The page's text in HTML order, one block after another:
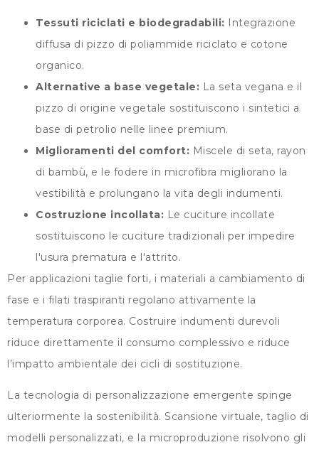
Tessuti riciclati e biodegradabili: Integrazione
diffusa di pizzo di poliammide riciclato e cotone
organico.
Alternative a base vegetale: La seta vegana e il
pizzo di origine vegetale sostituiscono i sintetici a
base di petrolio nelle linee premium.
Miglioramenti del comfort: Miscele di seta, rayon
di bambù, e le fodere in microfibra migliorano la
vestibilità e prolungano la vita degli indumenti.
Costruzione incollata: Le cuciture incollate
sostituiscono le cuciture tradizionali per impedire
l'usura prematura e l'attrito.
Per applicazioni taglie forti, i materiali a cambiamento di
fase e i filati traspiranti regolano attivamente la
temperatura corporea. Costruire indumenti durevoli
riduce direttamente il consumo complessivo e riduce
l’impatto ambientale dei cicli di sostituzione.
La tecnologia di personalizzazione emergente spinge
ulteriormente la sostenibilità. Scansione virtuale, taglio di
modelli personalizzati, e la microproduzione risolvono gli